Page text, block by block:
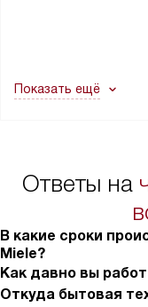
в гарантийном
Показать ещё
Ответы на
В какие сроки
Miele?
Как давно вы
Откуда бытовая